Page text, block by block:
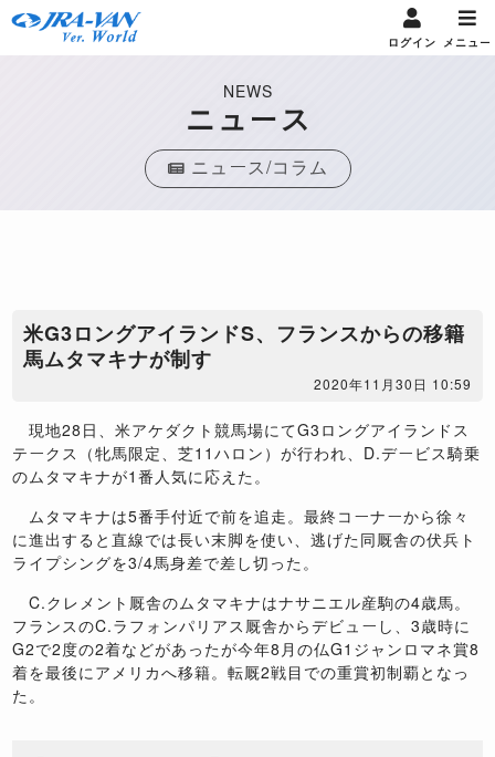
ログイン メニュー
NEWS
ニュース
ニュース/コラム
米G3ロングアイランドS、フランスからの移籍
馬ムタマキナが制す
2020年11月30日 10:59
現地28日、米アケダクト競馬場にてG3ロングアイランドス
テークス（牝馬限定、芝11ハロン）が行われ、D.デービス騎乗
のムタマキナが1番人気に応えた。
ムタマキナは5番手付近で前を追走。最終コーナーから徐々
に進出すると直線では長い末脚を使い、逃げた同厩舎の伏兵ト
ライプシングを3/4馬身差で差し切った。
C.クレメント厩舎のムタマキナはナサニエル産駒の4歳馬。
フランスのC.ラフォンパリアス厩舎からデビューし、3歳時に
G2で2度の2着などがあったが今年8月の仏G1ジャンロマネ賞8
着を最後にアメリカへ移籍。転厩2戦目での重賞初制覇となっ
た。